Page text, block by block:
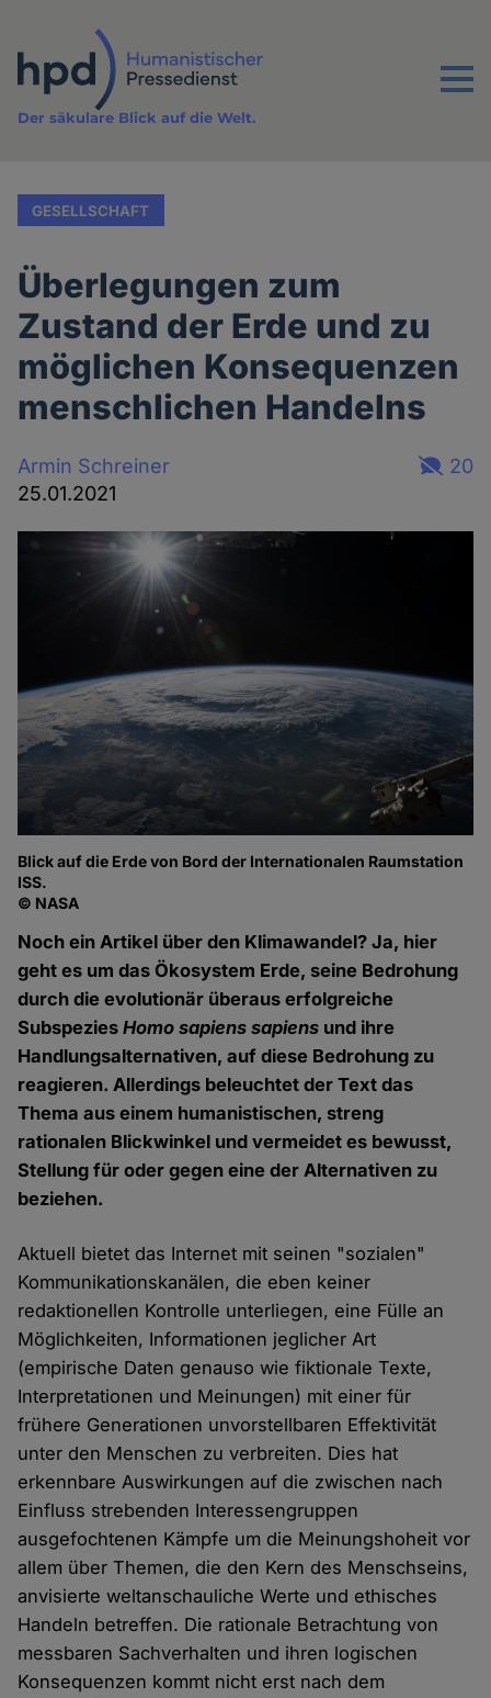
Inhalt
Menu
Der säkulare Blick auf die Welt.
GESELLSCHAFT
Überlegungen zum
Zustand der Erde und zu
möglichen Konsequenzen
menschlichen Handelns
Armin Schreiner
25.01.2021
20
Blick auf die Erde von Bord der Internationalen Raumstation
ISS.
© NASA
Noch ein Artikel über den Klimawandel? Ja, hier
geht es um das Ökosystem Erde, seine Bedrohung
durch die evolutionär überaus erfolgreiche
SubspeziesHomo sapiens sapiens und ihre
Handlungsalternativen, auf diese Bedrohung zu
reagieren. Allerdings beleuchtet der Text das
Thema aus einem humanistischen, streng
rationalen Blickwinkel und vermeidet es bewusst,
Stellung für oder gegen eine der Alternativen zu
beziehen.
Aktuell bietet das Internet mit seinen "sozialen"
Kommunikationskanälen, die eben keiner
redaktionellen Kontrolle unterliegen, eine Fülle an
Möglichkeiten, Informationen jeglicher Art
(empirische Daten genauso wie fiktionale Texte,
Interpretationen und Meinungen) mit einer für
frühere Generationen unvorstellbaren Effektivität
unter den Menschen zu verbreiten. Dies hat
erkennbare Auswirkungen auf die zwischen nach
Einfluss strebenden Interessengruppen
ausgefochtenen Kämpfe um die Meinungshoheit vor
allem über Themen, die den Kern des Menschseins,
anvisierte weltanschauliche Werte und ethisches
Handeln betreffen. Die rationale Betrachtung von
messbaren Sachverhalten und ihren logischen
Konsequenzen kommt nicht erst nach dem